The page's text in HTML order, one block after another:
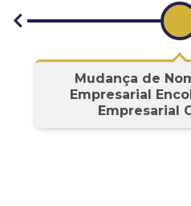
Mudança de
Empresarial
Empresarial